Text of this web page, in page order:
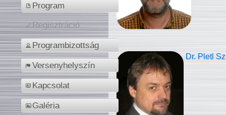
Program
Regisztráció
Programbizottság
Versenyhelyszín
Kapcsolat
Galéria
Dr. Pletl